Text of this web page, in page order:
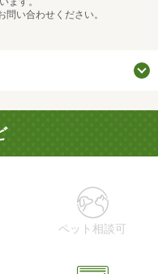
い合わせください。
ペット相談可